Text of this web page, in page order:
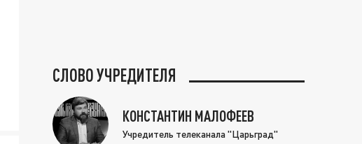
СЛОВО УЧРЕДИТЕЛЯ
КОНСТАНТИН МАЛОФЕЕВ
Учредитель телеканала "Царьград"